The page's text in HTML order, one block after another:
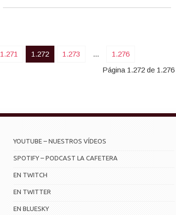
1.271 1.272 1.273 ...
1.276
Página 1.272 de 1.276
YOUTUBE – NUESTROS VÍDEOS
SPOTIFY – PODCAST LA CAFETERA
EN TWITCH
EN TWITTER
EN BLUESKY